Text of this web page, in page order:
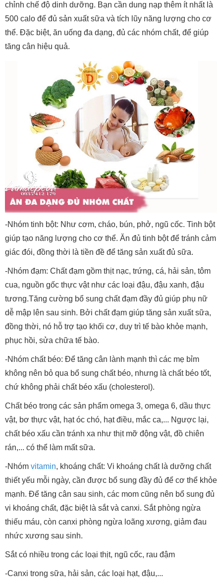
chỉnh chế độ dinh dưỡng. Bạn cần dung nạp thêm ít nhất là
500 calo để đủ sản xuất sữa và tích lũy năng lượng cho cơ
thể. Đặc biệt, ăn uống đa dạng, đủ các nhóm chất, để giúp
tăng cân hiệu quả.
-Nhóm tinh bột: Như cơm, cháo, bún, phở, ngũ cốc. Tinh bột
giúp tạo năng lượng cho cơ thể. Ăn đủ tinh bột để tránh cảm
giác đói, đồng thời là tiền đề để tăng sản xuất đủ sữa.
-Nhóm đạm: Chất đạm gồm thịt nạc, trứng, cá, hải sản, tôm
cua, nguồn gốc thực vật như các loại đậu, đậu xanh, đậu
tương.Tăng cường bổ sung chất đạm đầy đủ giúp phụ nữ
dễ mập lên sau sinh. Bởi chất đạm giúp tăng sản xuất sữa,
đồng thời, nó hỗ trợ tạo khối cơ, duy trì tế bào khỏe mạnh,
phục hồi, sửa chữa tế bào.
-Nhóm chất béo: Để tăng cân lành mạnh thì các mẹ bỉm
không nên bỏ qua bổ sung chất béo, nhưng là chất béo tốt,
chứ không phải chất béo xấu (cholesterol).
Chất béo trong các sản phẩm omega 3, omega 6, dầu thực
vật, bơ thực vật, hạt óc chó, hạt điều, mắc ca,... Ngược lại,
chất béo xấu cần tránh xa như thịt mỡ động vật, đồ chiên
rán,... có thể làm mất sữa.
-Nhóm vitamin, khoáng chất: Vi khoáng chất là dưỡng chất
thiết yếu mỗi ngày, cần được bổ sung đầy đủ để cơ thể khỏe
mạnh. Để tăng cân sau sinh, các mom cũng nên bổ sung đủ
vi khoáng chất, đặc biệt là sắt và canxi. Sắt phòng ngừa
thiếu máu, còn canxi phòng ngừa loãng xương, giảm đau
nhức xương sau sinh.
Sắt có nhiều trong các loại thịt, ngũ cốc, rau đậm
-Canxi trong sữa, hải sản, các loại hạt, đậu,...